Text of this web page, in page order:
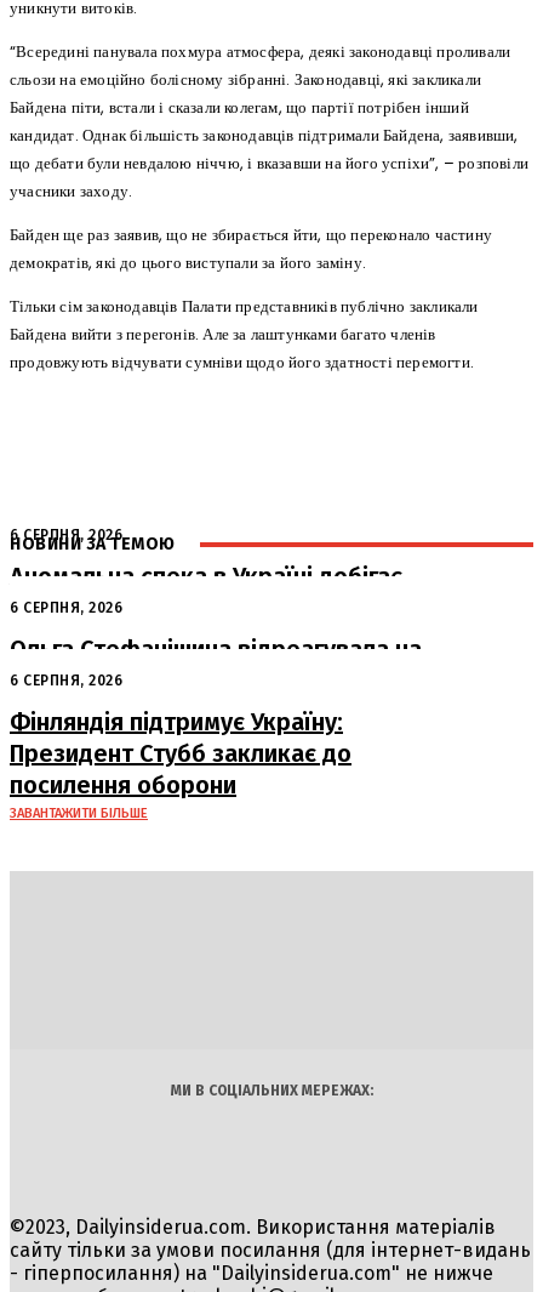
уникнути витоків.
“Всередині панувала похмура атмосфера, деякі законодавці проливали
сльози на емоційно болісному зібранні. Законодавці, які закликали
Байдена піти, встали і сказали колегам, що партії потрібен інший
кандидат. Однак більшість законодавців підтримали Байдена, заявивши,
що дебати були невдалою ніччю, і вказавши на його успіхи”, – розповіли
учасники заходу.
Байден ще раз заявив, що не збирається йти, що переконало частину
демократів, які до цього виступали за його заміну.
Тільки сім законодавців Палати представників публічно закликали
Байдена вийти з перегонів. Але за лаштунками багато членів
продовжують відчувати сумніви щодо його здатності перемогти.
НОВИНИ ЗА ТЕМОЮ
6 СЕРПНЯ, 2026
Аномальна спека в Україні добігає
кінця: очікується похолодання
6 СЕРПНЯ, 2026
Ольга Стефанішина відреагувала на
підозри від НАБУ та САП
6 СЕРПНЯ, 2026
Фінляндія підтримує Україну:
Президент Стубб закликає до
посилення оборони
ЗАВАНТАЖИТИ БІЛЬШЕ
МИ В СОЦІАЛЬНИХ МЕРЕЖАХ:
©2023, Dailyinsiderua.com. Використання матеріалів
сайту тільки за умови посилання (для інтернет-видань
- гіперпосилання) на "Dailyinsiderua.com" не нижче